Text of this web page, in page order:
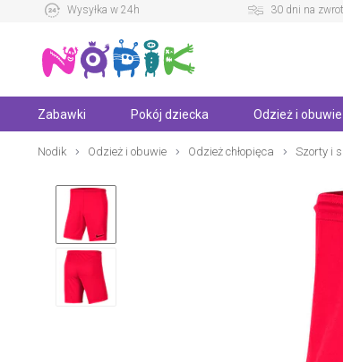
Wysyłka w 24h 30 dni na zwrot
Zabawki Pokój dziecka Odzież i obuwie
Nodik Odzież i obuwie Odzież chłopięca Szorty i